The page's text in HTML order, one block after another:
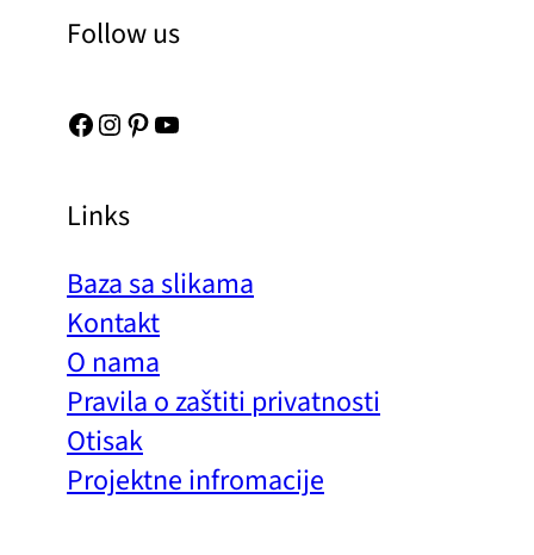
Follow us
Facebook Instagram Pinterest YouTube
Links
Baza sa slikama
Kontakt
O nama
Pravila o zaštiti privatnosti
Otisak
Projektne infromacije